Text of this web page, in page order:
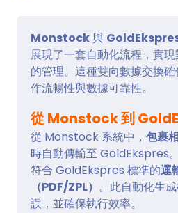
Monstock與
展現了一套自動化流程，實
的管理。這種雙向數據交換
作流暢性與數據可靠性。
從 Monstock 到
從 Monstock 系統中， 包裹
時自動傳輸至 GoldEkspres
符合 GoldEkspres 標準的運
（PDF/ZPL） 。此自動化生
誤，並確保執行效率。